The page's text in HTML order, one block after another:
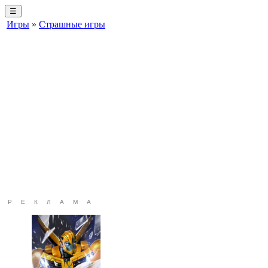
☰
Игры » Страшные игры
РЕКЛАМА